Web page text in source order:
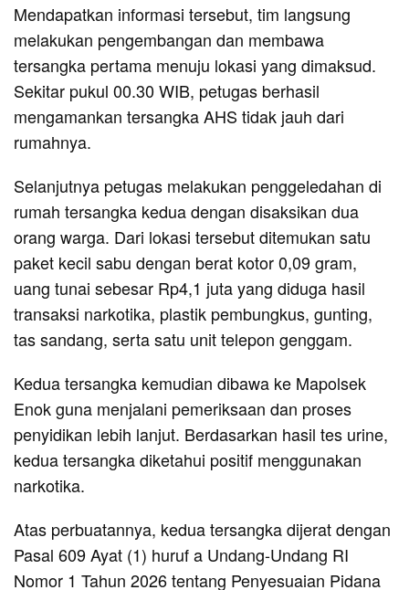
Mendapatkan informasi tersebut, tim langsung
melakukan pengembangan dan membawa
tersangka pertama menuju lokasi yang dimaksud.
Sekitar pukul 00.30 WIB, petugas berhasil
mengamankan tersangka AHS tidak jauh dari
rumahnya.
Selanjutnya petugas melakukan penggeledahan di
rumah tersangka kedua dengan disaksikan dua
orang warga. Dari lokasi tersebut ditemukan satu
paket kecil sabu dengan berat kotor 0,09 gram,
uang tunai sebesar Rp4,1 juta yang diduga hasil
transaksi narkotika, plastik pembungkus, gunting,
tas sandang, serta satu unit telepon genggam.
Kedua tersangka kemudian dibawa ke Mapolsek
Enok guna menjalani pemeriksaan dan proses
penyidikan lebih lanjut. Berdasarkan hasil tes urine,
kedua tersangka diketahui positif menggunakan
narkotika.
Atas perbuatannya, kedua tersangka dijerat dengan
Pasal 609 Ayat (1) huruf a Undang-Undang RI
Nomor 1 Tahun 2026 tentang Penyesuaian Pidana